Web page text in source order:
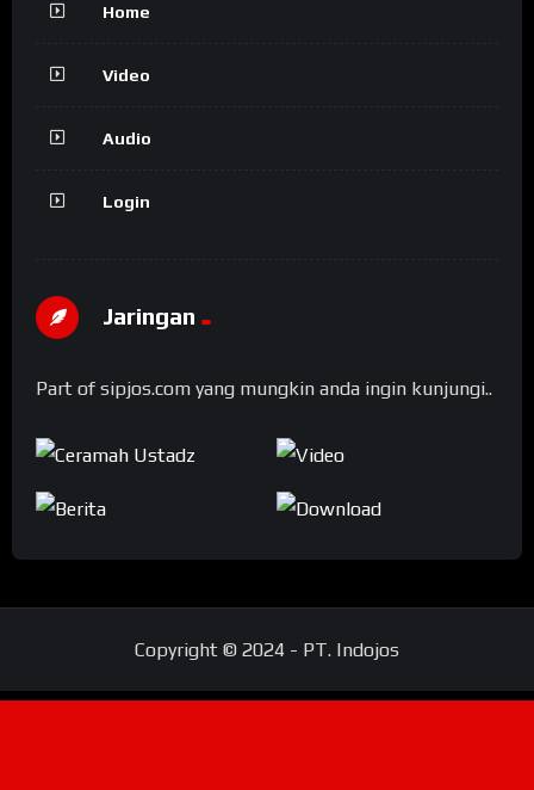
Home
Video
Audio
Login
Jaringan
Part of sipjos.com yang mungkin anda ingin kunjungi..
Copyright © 2024 - PT. Indojos